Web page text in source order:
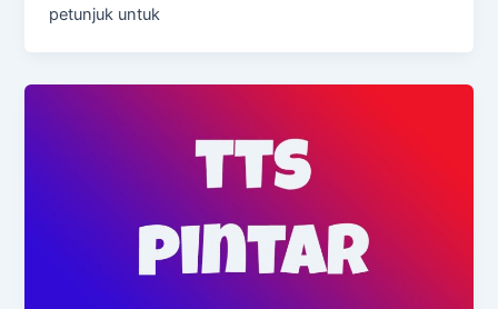
petunjuk untuk